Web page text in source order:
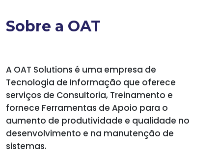
Sobre a OAT
A OAT Solutions é uma empresa de
Tecnologia de Informação que oferece
serviços de Consultoria, Treinamento e
fornece Ferramentas de Apoio para o
aumento de produtividade e qualidade no
desenvolvimento e na manutenção de
sistemas.